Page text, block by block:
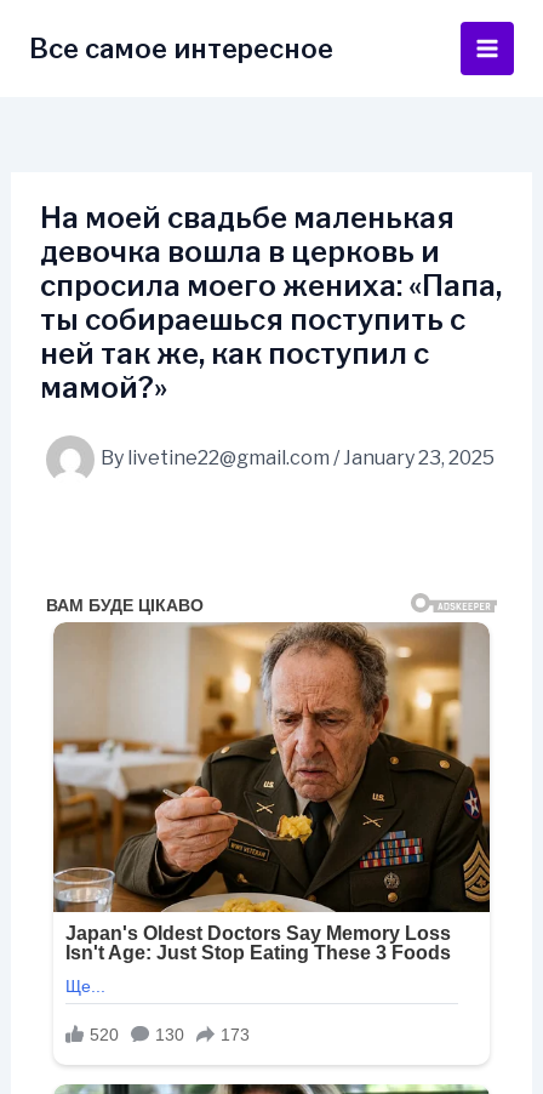
Все самое интересное
Main
На моей свадьбе маленькая
девочка вошла в церковь и
спросила моего жениха: «Папа,
ты собираешься поступить с
ней так же, как поступил с
мамой?»
By livetine22@gmail.com /January 23, 2025